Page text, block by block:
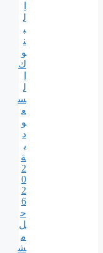
ل
ب
ن
و
ك
ل
س
ع
و
د
ي
ة
2
0
2
6
ح
ل
م
ش